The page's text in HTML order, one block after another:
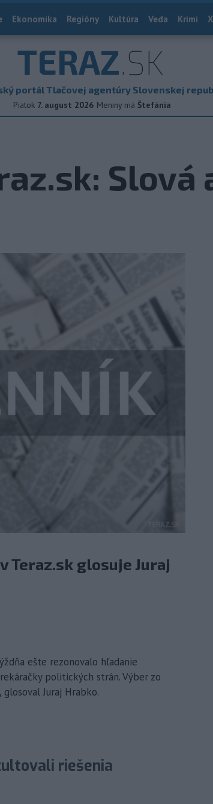
Ekonomika Regióny Kultúra Veda Krimi
TERAZ.SK
portál Tlačovej agentúry Slovenskej
Piatok 7. august 2026 Meniny má Štefánia
Teraz.sk glosuje Juraj
ešte rezonovalo hľadanie
politických strán. Výber zo
Juraj Hrabko.
riešenia